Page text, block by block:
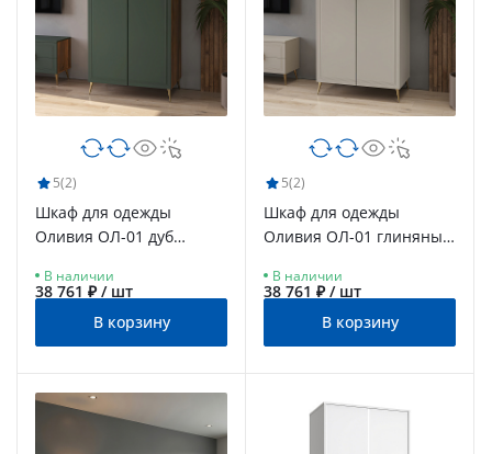
5(2)
Шкаф для одежды
Оливия ОЛ-01 дуб
неаполь
В наличии
38 761 ₽ / шт
В корзину
5(2)
Шкаф для одежды
Оливия ОЛ-01 глиняный
В наличии
38 761 ₽ / шт
В корзину